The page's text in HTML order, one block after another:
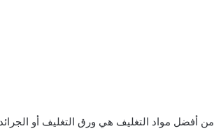
من أفضل مواد التغليف هي ورق التغليف أو